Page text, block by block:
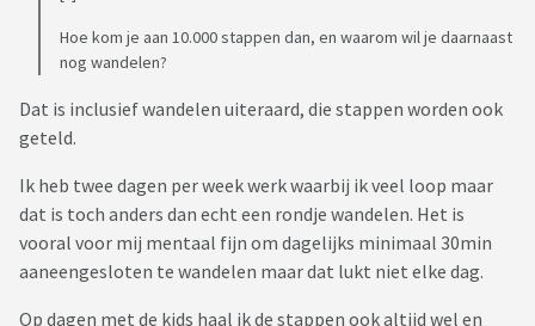
Hoe kom je aan 10.000 stappen dan, en waarom wil je daarnaast
nog wandelen?
Dat is inclusief wandelen uiteraard, die stappen worden ook
geteld.
Ik heb twee dagen per week werk waarbij ik veel loop maar
dat is toch anders dan echt een rondje wandelen. Het is
vooral voor mij mentaal fijn om dagelijks minimaal 30min
aaneengesloten te wandelen maar dat lukt niet elke dag.
Op dagen met de kids haal ik de stappen ook altijd wel en